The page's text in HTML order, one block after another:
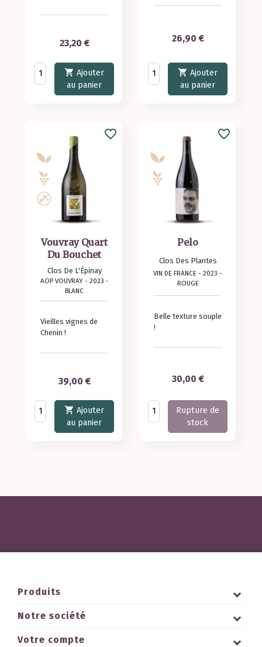
Prix
23,20 €
 Ajouter
au panier
Prix
26,90 €
 Ajouter
au panier
Vouvray Quart
Du Bouchet
Clos De L'Épinay
AOP VOUVRAY - 2023 -
BLANC
Vieilles vignes de
Chenin !
favorite_border
Prix
39,00 €
 Ajouter
au panier
Pelo
Clos Des Plantes
VIN DE FRANCE - 2023 -
ROUGE
Belle texture souple
!
favorite_border
Prix
30,00 €
Rupture de
stock
Produits
Notre société
Votre compte